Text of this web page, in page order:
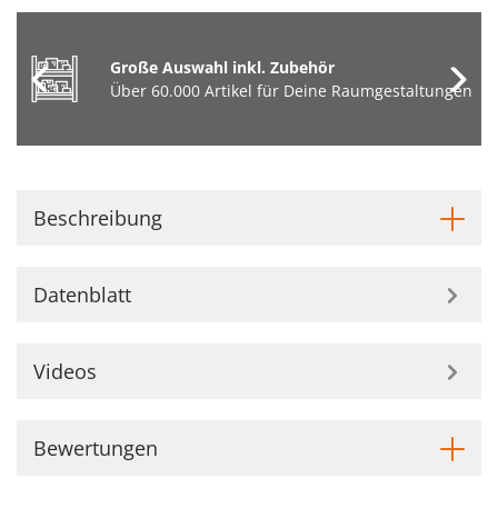
Große Auswahl inkl. Zubehör
Über 60.000 Artikel für Deine Raumgestaltungen
Beschreibung
Datenblatt
Videos
Bewertungen